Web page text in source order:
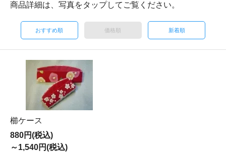
商品詳細は、写真をタップしてご覧ください。
おすすめ順 価格順 新着順
櫛ケース
880円(税込)
～1,540円(税込)